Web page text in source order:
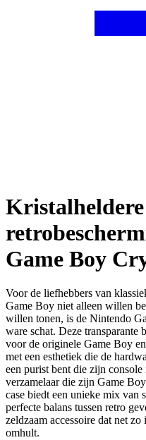
Kristalheldere
Game Boy
Voor de liefhebbers van
Game Boy niet alleen willen
willen tonen, is de Nintendo
ware schat. Deze transparante
voor de originele Game Boy
met een esthetiek die de
een purist bent die zijn
verzamelaar die zijn Game
case biedt een unieke mix van
perfecte balans tussen retro
zeldzaam accessoire dat net
omhult.